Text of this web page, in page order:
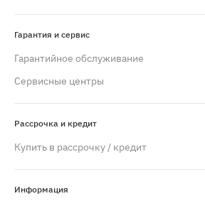
Гарантия и сервис
Гарантийное обслуживание
Сервисные центры
Рассрочка и кредит
Купить в рассрочку / кредит
Информация